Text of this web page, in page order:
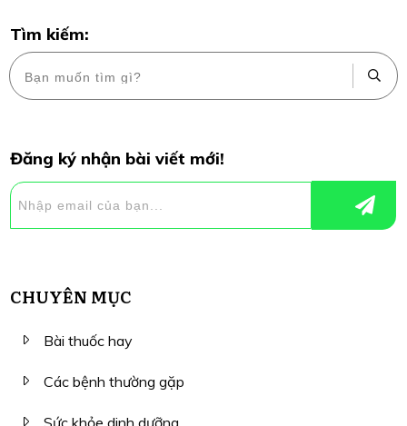
Tìm kiếm:
Đăng ký nhận bài viết mới!
CHUYÊN MỤC
Bài thuốc hay
Các bệnh thường gặp
Sức khỏe dinh dưỡng